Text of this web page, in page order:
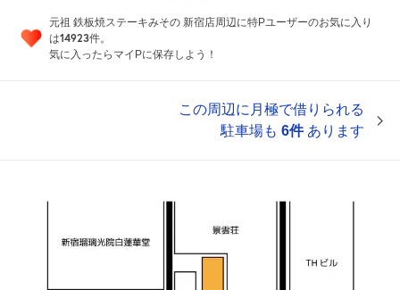
元祖 鉄板焼ステーキみその 新宿店周辺に特Pユーザーのお気に入り
は14923件。
気に入ったらマイPに保存しよう！
この周辺に月極で借りられる
駐車場も 6件あります